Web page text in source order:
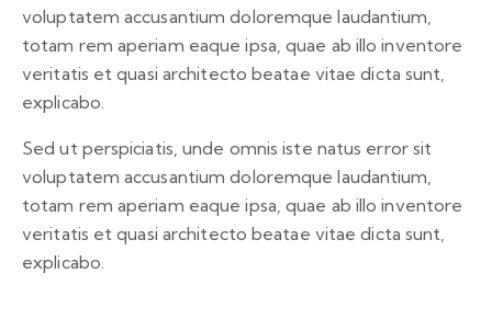
voluptatem accusantium doloremque laudantium,
totam rem aperiam eaque ipsa, quae ab illo inventore
veritatis et quasi architecto beatae vitae dicta sunt,
explicabo.
Sed ut perspiciatis, unde omnis iste natus error sit
voluptatem accusantium doloremque laudantium,
totam rem aperiam eaque ipsa, quae ab illo inventore
veritatis et quasi architecto beatae vitae dicta sunt,
explicabo.